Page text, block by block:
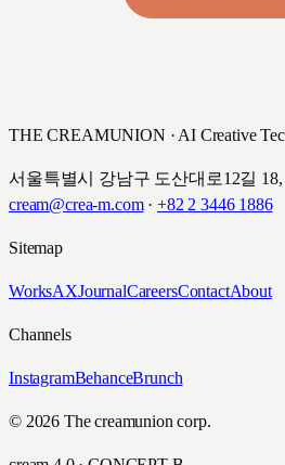
THE CREAMUNION · AI Creative
서울특별시 강남구 도산대로12길
cream@crea-m.com· +82 2 3446 1886
Sitemap
WorksAXJournalCareersContactAbout
Channels
InstagramBehanceBrunch
© 2026 The creamunion corp.